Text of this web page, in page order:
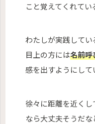
こと覚えてくれてい
わたしが実践して
目上の方には名前呼
感を出すようにして
徐々に距離を近くし
なら大丈夫そうだ